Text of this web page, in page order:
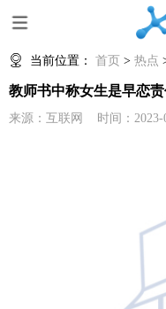
当前位置： 首页 > 热点
教师书中称女生是早恋
来源：互联网 时间：2023-